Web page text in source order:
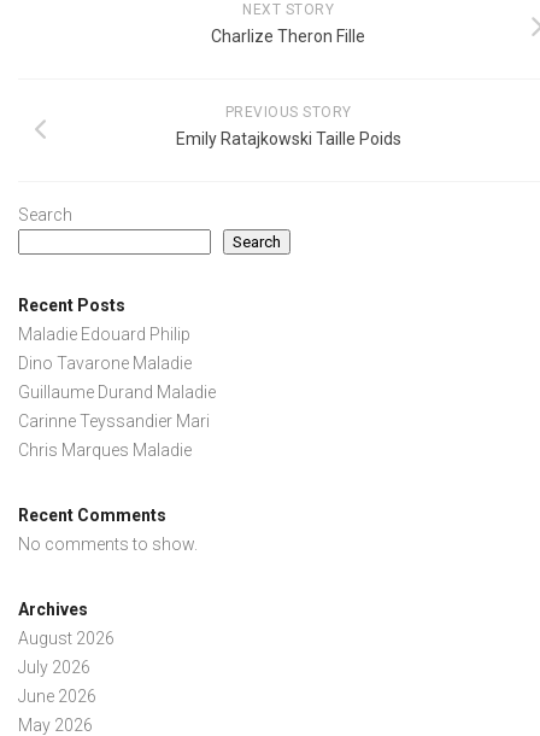
NEXT STORY
Charlize Theron Fille
PREVIOUS STORY
Emily Ratajkowski Taille Poids
Search
Search
Recent Posts
Maladie Edouard Philip
Dino Tavarone Maladie
Guillaume Durand Maladie
Carinne Teyssandier Mari
Chris Marques Maladie
Recent Comments
No comments to show.
Archives
August 2026
July 2026
June 2026
May 2026